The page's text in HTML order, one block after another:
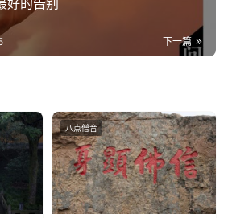
好的告别
下一篇
八点僧音